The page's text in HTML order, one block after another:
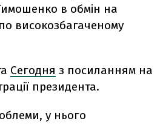
в обмін на
високозбагаченому
Сегодня з посиланням на
президента.
у нього